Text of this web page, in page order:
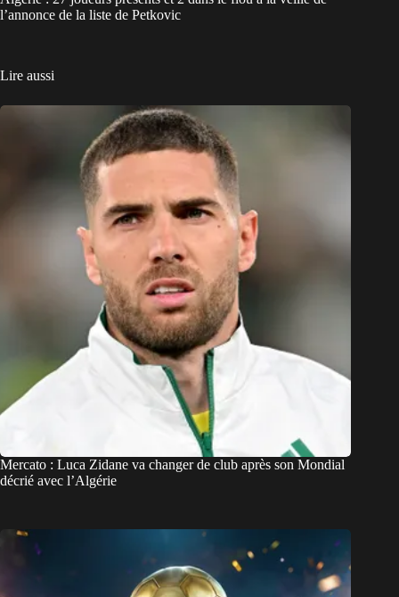
l’annonce de la liste de Petkovic
Lire aussi
Mercato : Luca Zidane va changer de club après son Mondial
décrié avec l’Algérie